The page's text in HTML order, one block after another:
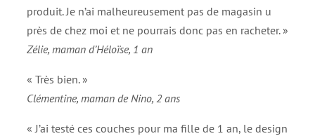
produit. Je n’ai malheureusement pas de magasin u
près de chez moi et ne pourrais donc pas en racheter. »
Zélie, maman d’Héloïse, 1 an
« Très bien. »
Clémentine, maman de Nino, 2 ans
« J’ai testé ces couches pour ma fille de 1 an, le design